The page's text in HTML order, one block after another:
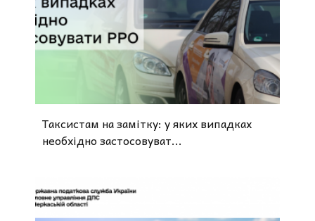
Таксистам на замітку: у яких випадках
необхідно застосовуват...